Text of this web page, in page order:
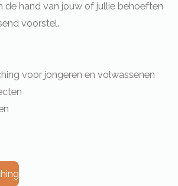
de hand van jouw of jullie behoeften
voorstel.
voor jongeren en volwassenen